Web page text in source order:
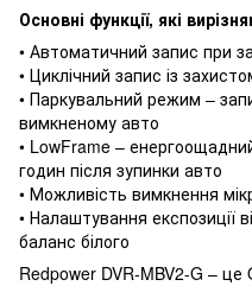
Основні функції, які
• Автоматичний запис при
• Циклічний запис із
• Паркувальний режим –
вимкненому авто
• LowFrame –
годин після зупинки авто
• Можливість вимкнення
• Налаштування експозиції
баланс білого
Redpower DVR-MBV2-G – це